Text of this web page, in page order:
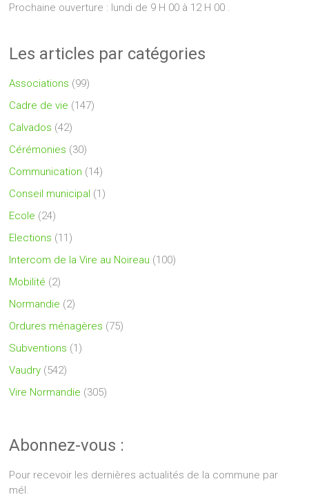
Prochaine ouverture : lundi de 9 H 00 à 12 H 00 .
Les articles par catégories
Associations (99)
Cadre de vie (147)
Calvados (42)
Cérémonies (30)
Communication (14)
Conseil municipal (1)
Ecole (24)
Elections (11)
Intercom de la Vire au Noireau (100)
Mobilité (2)
Normandie (2)
Ordures ménagères (75)
Subventions (1)
Vaudry (542)
Vire Normandie (305)
Abonnez-vous :
Pour recevoir les dernières actualités de la commune par
mél.